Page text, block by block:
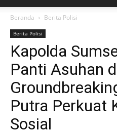
Beranda Berita Polisi
Berita Polisi
Kapolda
Panti Asuhan
Putra Perkuat
Sosial